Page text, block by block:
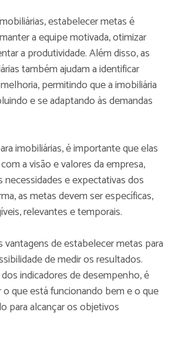
estabelecer metas é
a equipe motivada, otimizar
a produtividade. Além disso, as
também ajudam a identificar
permitindo que a imobiliária
e se adaptando às demandas
imobiliárias, é importante que elas
a visão e valores da empresa,
e expectativas dos
as metas devem ser específicas,
relevantes e temporais.
vantagens de estabelecer metas para
de medir os resultados.
indicadores de desempenho, é
que está funcionando bem e o que
para alcançar os objetivos